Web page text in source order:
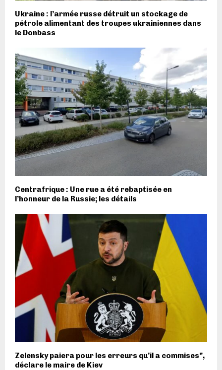
Ukraine : l’armée russe détruit un stockage de
pétrole alimentant des troupes ukrainiennes dans
le Donbass
Centrafrique : Une rue a été rebaptisée en
l’honneur de la Russie; les détails
Zelensky paiera pour les erreurs qu’il a commises”,
déclare le maire de Kiev